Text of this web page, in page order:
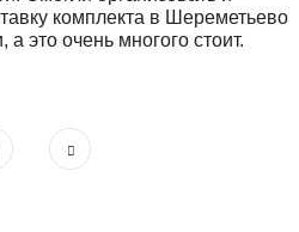
комплекта в Шереметьево
это очень многого стоит.